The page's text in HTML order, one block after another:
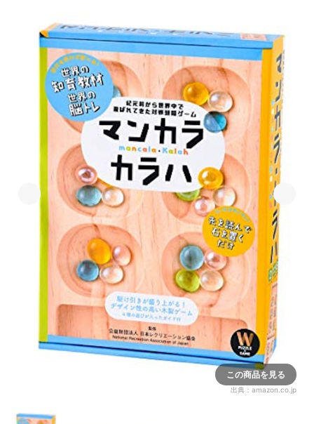
この商品を見る
出典： amazon.co.jp